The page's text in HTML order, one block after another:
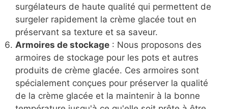
surgélateurs de haute qualité qui permettent de
surgeler rapidement la crème glacée tout en
préservant sa texture et sa saveur.
Armoires de stockage : Nous proposons des
armoires de stockage pour les pots et autres
produits de crème glacée. Ces armoires sont
spécialement conçues pour préserver la qualité
de la crème glacée et la maintenir à la bonne